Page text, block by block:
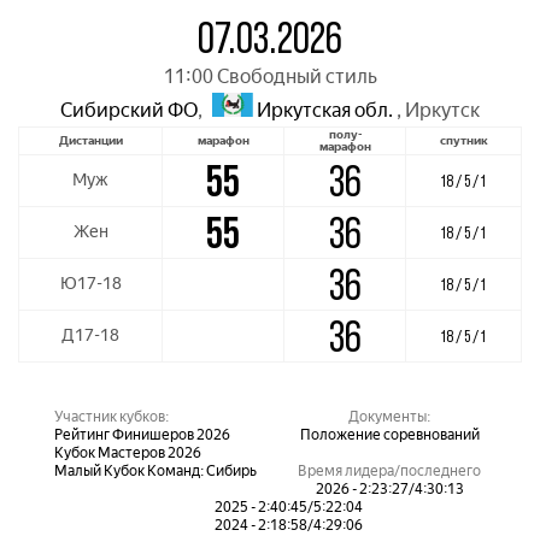
07.03.2026
11:00 Свободный стиль
Сибирский ФО, Иркутская обл. , Иркутск
Дистанции марафон полу-
марафон спутник
Муж 55 36 18 / 5 / 1
Жен 55 36 18 / 5 / 1
Ю17-18 36 18 / 5 / 1
Д17-18 36 18 / 5 / 1
Участник кубков:
Рейтинг Финишеров 2026
Кубок Мастеров 2026
Малый Кубок Команд: Сибирь
Документы:
Положение соревнований
Время лидера/последнего
2026 - 2:23:27/4:30:13
2025 - 2:40:45/5:22:04
2024 - 2:18:58/4:29:06